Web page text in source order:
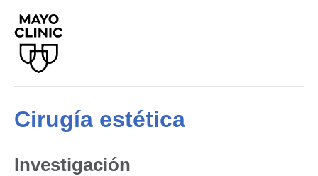
Cirugía estética
Investigación